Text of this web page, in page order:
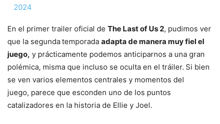
2024
En el primer trailer oficial de The Last of Us 2, pudimos ver
que la segundatemporada adapta de manera muy fiel el
juego, y prácticamente podemos anticiparnos a una gran
polémica, misma que incluso se oculta en el tráiler. Si bien
se ven varios elementos centrales y momentos del
juego, parece que esconden uno de los puntos
catalizadores en la historia de Ellie y Joel.